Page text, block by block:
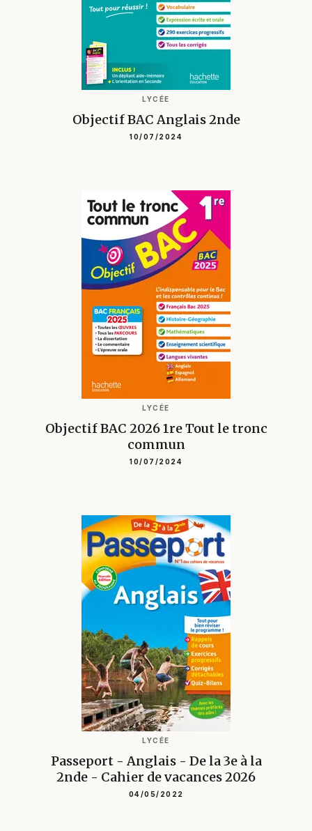
LYCÉE
Objectif BAC Anglais 2nde
10/07/2024
LYCÉE
Objectif BAC 2026 1re Tout le tronc
commun
10/07/2024
LYCÉE
Passeport - Anglais - De la 3e à la
2nde - Cahier de vacances 2026
04/05/2022